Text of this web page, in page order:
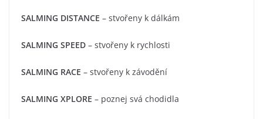
SALMING DISTANCE – stvořeny k dálkám
SALMING SPEED – stvořeny k rychlosti
SALMING RACE – stvořeny k závodění
SALMING XPLORE – poznej svá chodidla